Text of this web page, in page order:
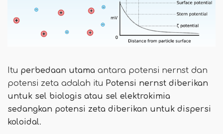
Itu perbedaan utama antara potensi nernst dan
potensi zeta adalah itu Potensi nernst diberikan
untuk sel biologis atau sel elektrokimia
sedangkan potensi zeta diberikan untuk dispersi
koloidal.